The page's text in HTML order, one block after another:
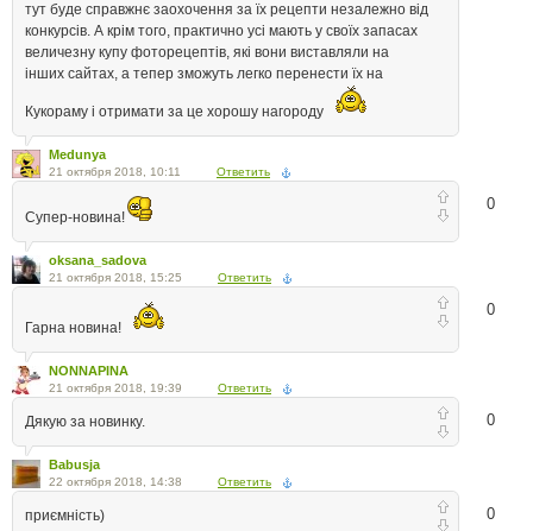
тут буде справжнє заохочення за їх рецепти незалежно від
конкурсів. А крім того, практично усі мають у своїх запасах
величезну купу фоторецептів, які вони виставляли на
інших сайтах, а тепер зможуть легко перенести їх на
Кукораму і отримати за це хорошу нагороду
Medunya
21 октября 2018, 10:11 Ответить
0
Супер-новина!
oksana_sadova
21 октября 2018, 15:25 Ответить
0
Гарна новина!
NONNAPINA
21 октября 2018, 19:39 Ответить
0
Дякую за новинку.
Babusja
22 октября 2018, 14:38 Ответить
0
приємність)